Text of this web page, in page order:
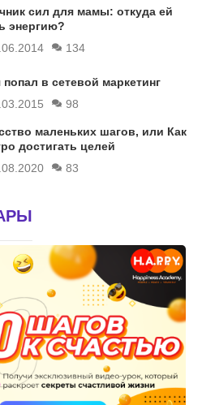
сил для мамы: откуда ей
энергию?
134
попал в сетевой маркетинг
98
маленьких шагов, или Как
достигать целей
83